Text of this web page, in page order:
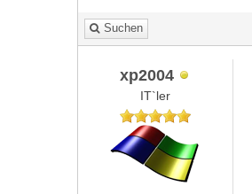
Suchen
xp2004
IT`ler